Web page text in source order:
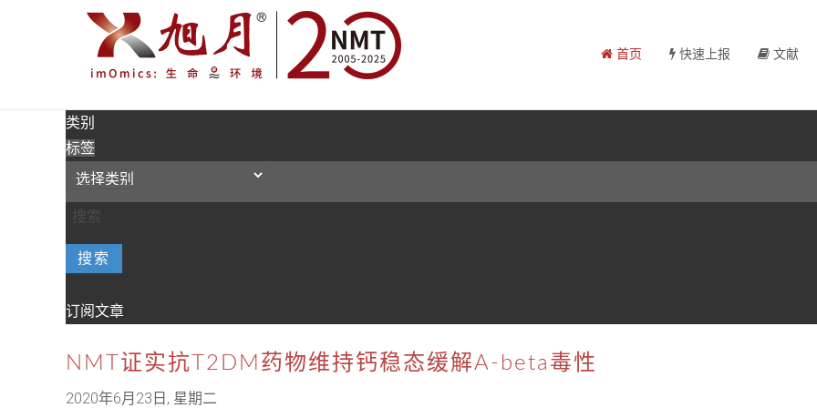
首页 快速上报 文献
类别
标签
搜索
订阅文章
NMT证实抗T2DM药物维持钙稳态缓解A-beta毒性
2020年6月23日, 星期二